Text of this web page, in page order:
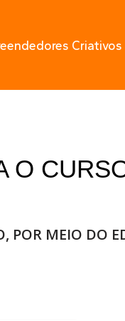
Criativos
O
POR MEIO DO